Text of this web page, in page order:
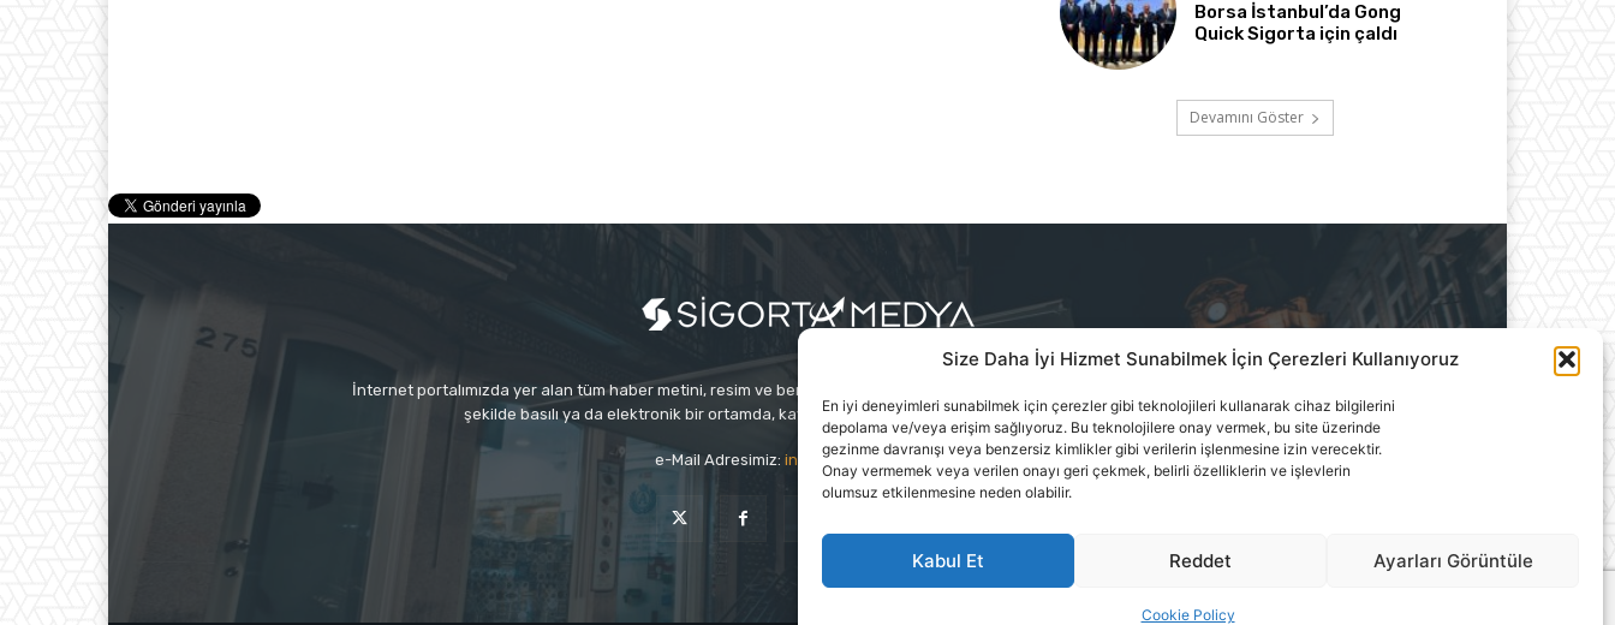
Size Daha İyi Hizmet Sunabilmek İçin Çerezleri Kullanıyoruz
En iyi deneyimleri sunabilmek için çerezler gibi teknolojileri kullanarak cihaz bilgilerini
depolama ve/veya erişim sağlıyoruz. Bu teknolojilere onay vermek, bu site üzerinde
gezinme davranışı veya benzersiz kimlikler gibi verilerin işlenmesine izin verecektir.
Onay vermemek veya verilen onayı geri çekmek, belirli özelliklerin ve işlevlerin
olumsuz etkilenmesine neden olabilir.
Kabul Et Reddet Ayarları Görüntüle
Cookie Policy
Borsa İstanbul’da Gong
Quick Sigorta için çaldı
Devamını Göster
İnternet portalımızda yer alan tüm haber metini, resim ve benzeri içeriğin hakları Sigortamedya Yayıncılık A.Ş.'ye aittir. Hiçbir
şekilde basılı ya da elektronik bir ortamda, kaynak gösterilse bile izin alınmadan kullanılamaz.
e-Mail Adresimiz: info@sigortamedia.com